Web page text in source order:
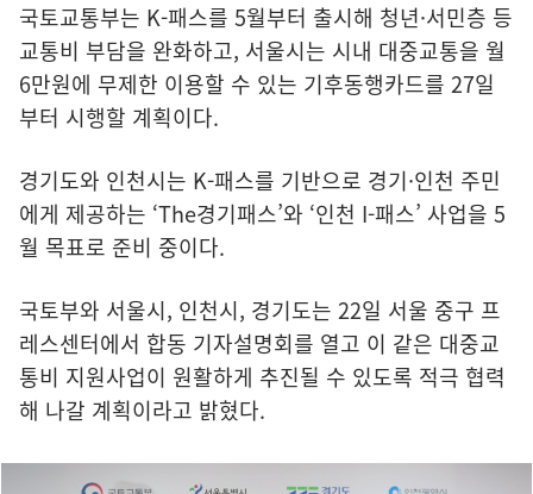
국토교통부는 K-패스를 5월부터 출시해 청년·서민층 등
교통비 부담을 완화하고, 서울시는 시내 대중교통을 월
6만원에 무제한 이용할 수 있는 기후동행카드를 27일
부터 시행할 계획이다.
경기도와 인천시는 K-패스를 기반으로 경기·인천 주민
에게 제공하는 ‘The경기패스’와 ‘인천 I-패스’ 사업을 5
월 목표로 준비 중이다.
국토부와 서울시, 인천시, 경기도는 22일 서울 중구 프
레스센터에서 합동 기자설명회를 열고 이 같은 대중교
통비 지원사업이 원활하게 추진될 수 있도록 적극 협력
해 나갈 계획이라고 밝혔다.